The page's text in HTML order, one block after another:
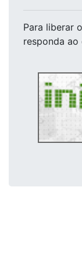
Para liberar
responda